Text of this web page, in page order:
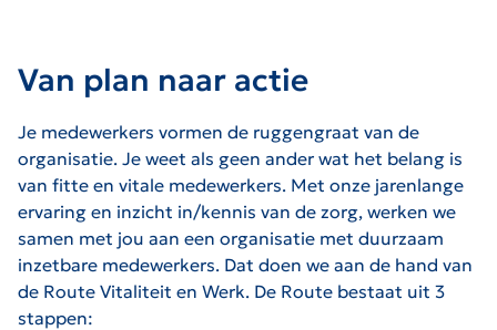
Van plan naar actie
Je medewerkers vormen de ruggengraat van de
organisatie. Je weet als geen ander wat het belang is
van fitte en vitale medewerkers. Met onze jarenlange
ervaring en inzicht in/kennis van de zorg, werken we
samen met jou aan een organisatie met duurzaam
inzetbare medewerkers. Dat doen we aan de hand van
de Route Vitaliteit en Werk. De Route bestaat uit 3
stappen: